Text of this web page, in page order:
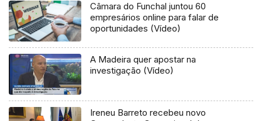
Câmara do Funchal juntou 60
empresários online para falar de
oportunidades (Vídeo)
A Madeira quer apostar na
investigação (Vídeo)
Ireneu Barreto recebeu novo